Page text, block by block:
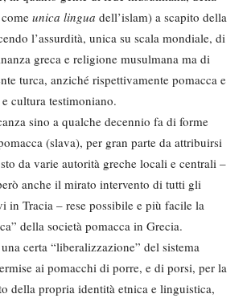
unica lingua dell’islam) a scapito della
l’assurdità, unica su scala mondiale, di
greca e religione musulmana ma di
turca, anziché rispettivamente pomacca e
cultura testimoniano.
sino a qualche decennio fa di forme
(slava), per gran parte da attribuirsi
da varie autorità greche locali e centrali –
anche il mirato intervento di tutti gli
in Tracia – rese possibile e più facile la
della società pomacca in Grecia.
certa “liberalizzazione” del sistema
ai pomacchi di porre, e di porsi, per la
della propria identità etnica e linguistica,